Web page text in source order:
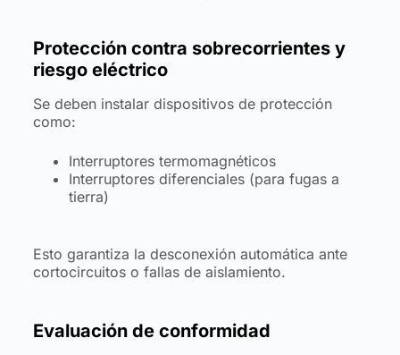
Protección contra sobrecorrientes y
riesgo eléctrico
Se deben instalar dispositivos de protección
como:
Interruptores termomagnéticos
Interruptores diferenciales (para fugas a
tierra)
Esto garantiza la desconexión automática ante
cortocircuitos o fallas de aislamiento.
Evaluación de conformidad